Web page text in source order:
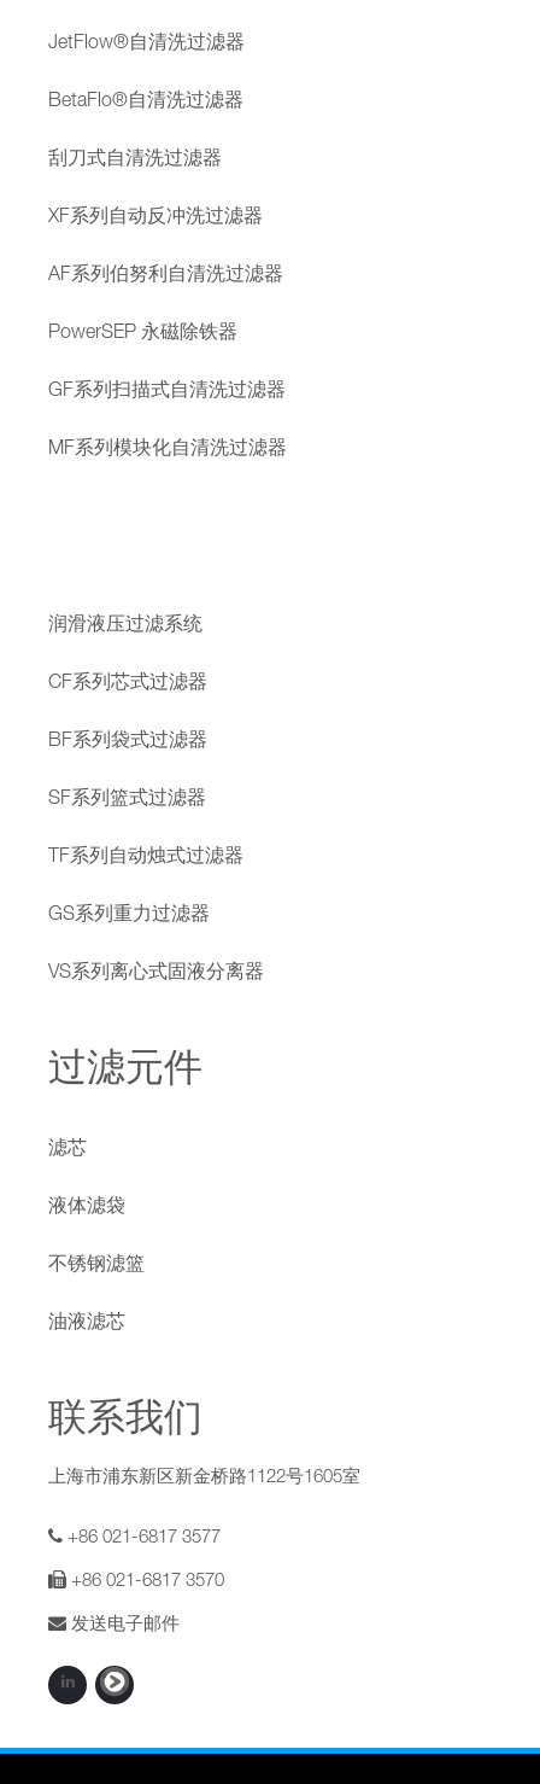
JetFlow®自清洗过滤器
BetaFlo®自清洗过滤器
刮刀式自清洗过滤器
XF系列自动反冲洗过滤器
AF系列伯努利自清洗过滤器
PowerSEP 永磁除铁器
GF系列扫描式自清洗过滤器
MF系列模块化自清洗过滤器
润滑液压过滤系统
CF系列芯式过滤器
BF系列袋式过滤器
SF系列篮式过滤器
TF系列自动烛式过滤器
GS系列重力过滤器
VS系列离心式固液分离器
过滤元件
滤芯
液体滤袋
不锈钢滤篮
油液滤芯
联系我们
上海市浦东新区新金桥路1122号1605室
+86 021-6817 3577
+86 021-6817 3570
发送电子邮件